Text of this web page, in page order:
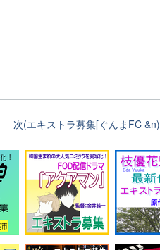
次(エキストラ募集[ぐんまFC &n)